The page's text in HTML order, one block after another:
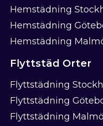
Flyttstäd Orter
Flyttstädning
Flyttstädning
Flyttstädning Malmö
Hemstädning
Hemstädning
Hemstädning